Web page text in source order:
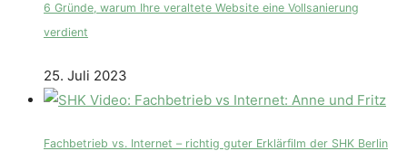
6 Gründe, warum Ihre veraltete Website eine Vollsanierung
verdient
25. Juli 2023
Fachbetrieb vs. Internet – richtig guter Erklärfilm der SHK Berlin